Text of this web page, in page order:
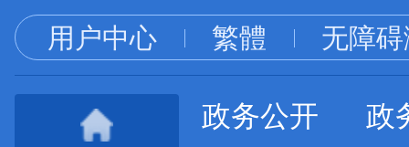
用户中心 繁體 无障
政务公开
政